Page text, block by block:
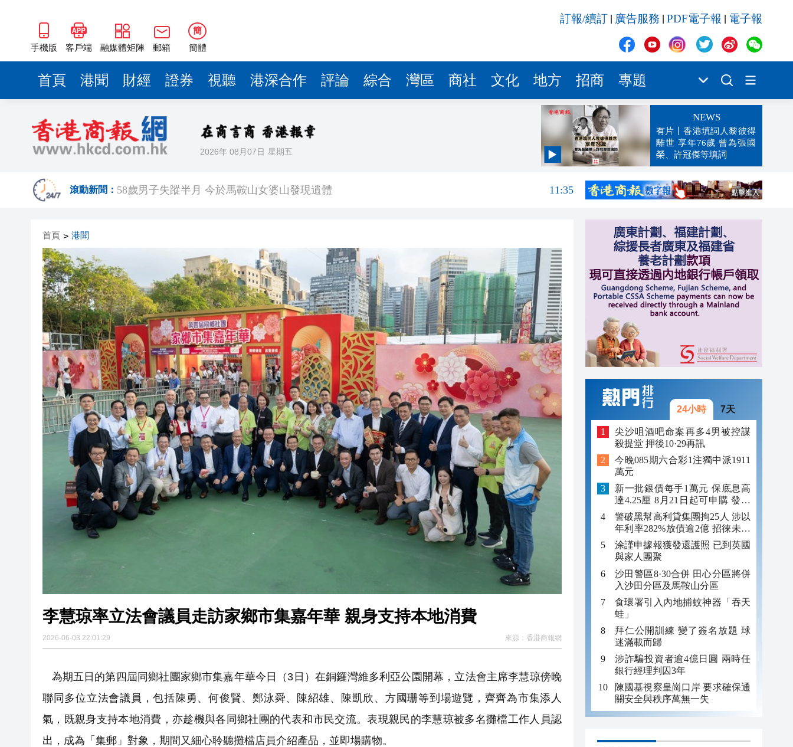
手機版 客戶端 融媒體矩陣 郵箱
簡
簡體
訂報/續訂 廣告服務 PDF電子報 電子報
首頁 港聞 財經 證券 視聽 港深合作 評論 綜合 灣區 商社 文化 地方 招商 專題
2026年 08月07日 星期五
NEWS
有片丨香港填詞人黎彼得
離世 享年76歲 曾為張國
榮、許冠傑等填詞
滾動新聞：
11:40
58歲男子失蹤半月 今於馬鞍山女婆山發現遺體
11:35
中國7月以美元計價出口同比增長23.9%
11:04
有片丨SpaceX火箭殘骸撞上月球 威力相當於數噸TNT炸藥爆炸
10:50
宏福苑大火｜跨部門專組最終調查報告公開 火災或為未熄滅煙頭引發
10:33
美國總統特朗普稱繼續支持防長赫格塞思
10:20
首頁 > 港聞
李慧琼率立法會議員走訪家鄉市集嘉年華 親身支持本地消費
2026-06-03 22:01:29 來源： 香港商報網
為期五日的第四屆同鄉社團家鄉市集嘉年華今日（3日）在銅鑼灣維多利亞公園開幕，立法會主席李慧琼傍晚
聯同多位立法會議員，包括陳勇、何俊賢、鄭泳舜、陳紹雄、陳凱欣、方國珊等到場遊覽，齊齊為市集添人
氣，既親身支持本地消費，亦趁機與各同鄉社團的代表和市民交流。表現親民的李慧琼被多名攤檔工作人員認
出，成為「集郵」對象，期間又細心聆聽攤檔店員介紹產品，並即場購物。
24小時 7天
尖沙咀酒吧命案再多4男被控謀
殺提堂 押後10·29再訊
今晚085期六合彩1注獨中派1911
萬元
新一批銀債每手1萬元 保底息高
達4.25厘 8月21日起可申購 發行
金額最多550億
警破黑幫高利貸集團拘25人 涉以
年利率282%放債逾2億 招徠未成
年追數
涂謹申據報獲發還護照 已到英國
與家人團聚
沙田警區8·30合併 田心分區將併
入沙田分區及馬鞍山分區
食環署引入內地捕蚊神器「吞天
蛙」
拜仁公開訓練 變了簽名放題 球
迷滿載而歸
涉詐騙投資者逾4億日圓 兩時任
銀行經理判囚3年
陳國基視察皇崗口岸 要求確保通
關安全與秩序萬無一失